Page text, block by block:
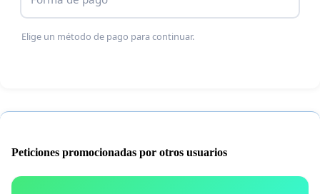
La legislación debe actualizarse para incorporar un
los detectoristas, sin dejar de garantizar la
como colaboradores en el proceso de recuperación
Elige un método de pago para continuar.
Peticiones promocionadas por otros usuarios